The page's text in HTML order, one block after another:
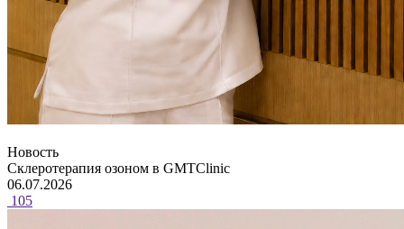
Новость
Склеротерапия озоном в GMTClinic
06.07.2026
105